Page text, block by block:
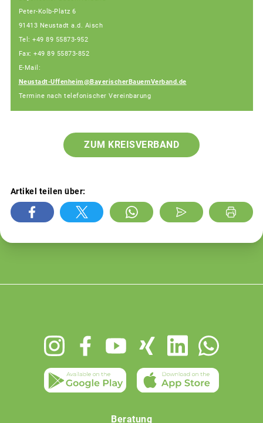
Peter-Kolb-Platz 6
91413 Neustadt a.d. Aisch
Tel: +49 89 55873-952
Fax: +49 89 55873-852
E-Mail:
Neustadt-Uffenheim@BayerischerBauernVerband.de
Termine nach telefonischer Vereinbarung
ZUM KREISVERBAND
Artikel teilen über:
Beratung